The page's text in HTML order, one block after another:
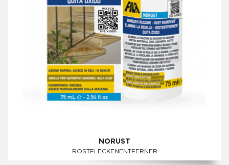
NORUST
ROSTFLECKENENTFERNER